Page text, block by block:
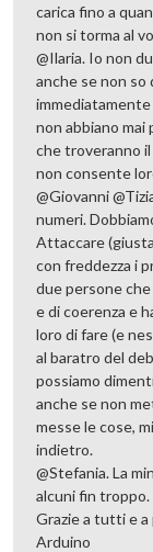
carica fino a
non si torma al
@Ilaria. Io non
anche se non so
non abbiano mai
che troveranno
non consente
@Giovanni
numeri.
Attaccare
con freddezza i
due persone
e di coerenza e
loro di fare (e
al baratro del
possiamo
anche se non
messe le cose,
indietro.
@Stefania. La
alcuni fin troppo.
Grazie a tutti e
Arduino